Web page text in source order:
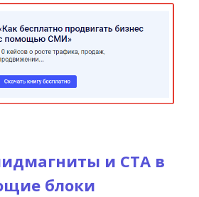
и СТА в
блоки